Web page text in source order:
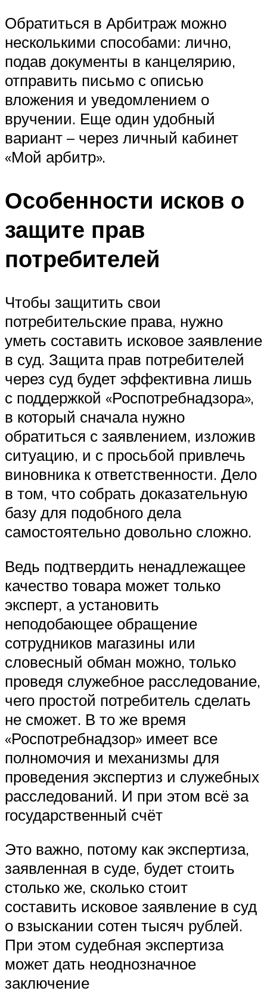
Обратиться в Арбитраж можно
несколькими способами: лично,
подав документы в канцелярию,
отправить письмо с описью
вложения и уведомлением о
вручении. Еще один удобный
вариант – через личный кабинет
«Мой арбитр».
Особенности исков о
защите прав
потребителей
Чтобы защитить свои
потребительские права, нужно
уметь составить исковое заявление
в суд. Защита прав потребителей
через суд будет эффективна лишь
с поддержкой «Роспотребнадзора»,
в который сначала нужно
обратиться с заявлением, изложив
ситуацию, и с просьбой привлечь
виновника к ответственности. Дело
в том, что собрать доказательную
базу для подобного дела
самостоятельно довольно сложно.
Ведь подтвердить ненадлежащее
качество товара может только
эксперт, а установить
неподобающее обращение
сотрудников магазины или
словесный обман можно, только
проведя служебное расследование,
чего простой потребитель сделать
не сможет. В то же время
«Роспотребнадзор» имеет все
полномочия и механизмы для
проведения экспертиз и служебных
расследований. И при этом всё за
государственный счёт
Это важно, потому как экспертиза,
заявленная в суде, будет стоить
столько же, сколько стоит
составить исковое заявление в суд
о взыскании сотен тысяч рублей.
При этом судебная экспертиза
может дать неоднозначное
заключение